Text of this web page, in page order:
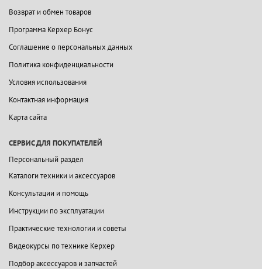
Возврат и обмен товаров
Программа Керхер Бонус
Соглашение о персональных данных
Политика конфиденциальности
Условия использования
Контактная информация
Карта сайта
СЕРВИС ДЛЯ ПОКУПАТЕЛЕЙ
Персональный раздел
Каталоги техники и аксессуаров
Консультации и помощь
Инструкции по эксплуатации
Практические технологии и советы
Видеокурсы по технике Керхер
Подбор аксессуаров и запчастей